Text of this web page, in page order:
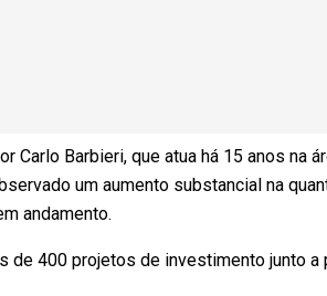
Carlo Barbieri, que atua há 15 anos na
um aumento substancial na
andamento.
de 400 projetos de investimento junto